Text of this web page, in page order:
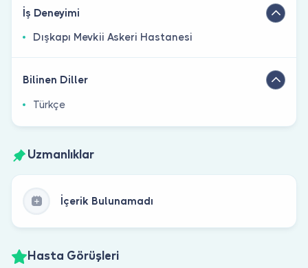
İş Deneyimi
Dışkapı Mevkii Askeri Hastanesi
Bilinen Diller
Türkçe
Uzmanlıklar
İçerik Bulunamadı
Hasta Görüşleri